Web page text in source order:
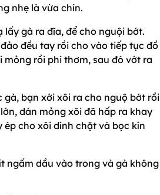
nhẹ là vừa chín.
lấy gà ra đĩa, để cho nguội bớt.
đều tay rồi cho vào tiếp tục đồ
mỏng rồi phi thơm, sau đó vớt ra
bạn xới xôi ra cho nguộ bớt rồi
dàn mỏng xôi đã hấp ra khay
cho xôi dính chặt và bọc kín
ngấm dầu vào trong và gà không